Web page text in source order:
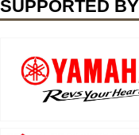
SUPPORTED BY